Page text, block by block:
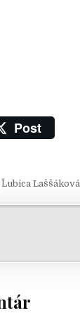
Post
Ľubica Laššáková